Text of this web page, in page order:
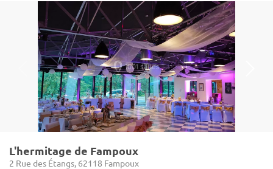
L'hermitage de Fampoux
2 Rue des Étangs, 62118 Fampoux